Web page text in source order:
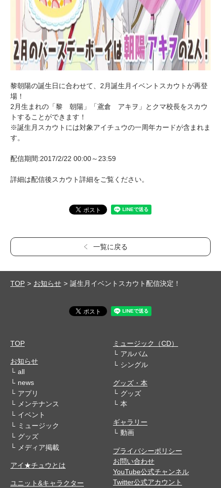
黎朝陽の誕生日に合わせて、2月誕生月イベントスカウトが再登
場！
2月生まれの「黎 朝陽」「鳶倉 アキヲ」とクマ校長をスカウ
トすることができます！
※誕生月スカウトには対象アイチュウの一周年カードが含まれま
す。
配信期間:2017/2/22 00:00～23:59
詳細は配信後スカウト詳細をご覧ください。
一覧に戻る
TOP お知らせ 誕生月イベントスカウト配信決定！
TOP
お知らせ
all
news
アプリ
メンテナンス
イベント
ミュージック
グッズ
メディア掲載
アイ★チュウとは
ユニット&キャラクター
ミュージック（CD）
アルバム
シングル
グッズ・本
グッズ
本
ギャラリー
動画
プライバシーポリシー
お問い合わせ
YouTube公式チャンネル
Twitter公式アカウント